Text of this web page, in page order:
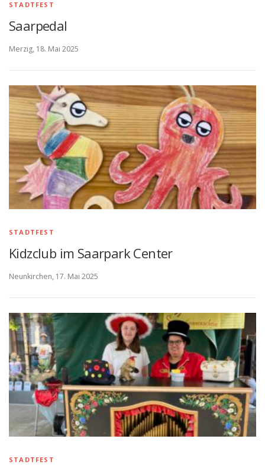
STADTFEST
Saarpedal
Merzig, 18. Mai 2025
STADTFEST
Kidzclub im Saarpark Center
Neunkirchen, 17. Mai 2025
STADTFEST